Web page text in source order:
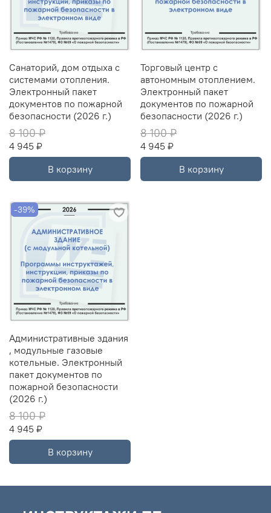
Санаторий, дом отдыха с
системами отопления.
Электронный пакет
документов по пожарной
безопасности (2026 г.)
8 100 ₽
4 945 ₽
В корзину
Торговый центр с
автономным отоплением.
Электронный пакет
документов по пожарной
безопасности (2026 г.)
8 100 ₽
4 945 ₽
В корзину
-39%
Административные здания
, модульные газовые
котельные. Электронный
пакет документов по
пожарной безопасности
(2026 г.)
8 100 ₽
4 945 ₽
В корзину